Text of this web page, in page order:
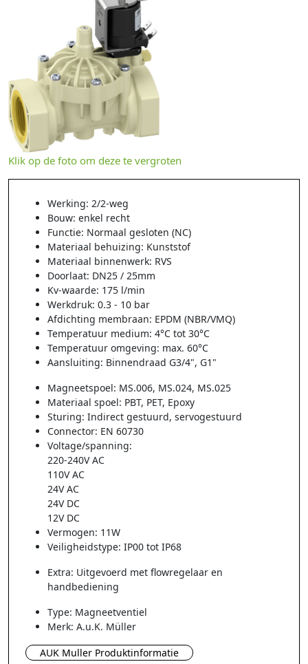
Klik op de foto om deze te vergroten
Werking: 2/2-weg
Bouw: enkel recht
Functie: Normaal gesloten (NC)
Materiaal behuizing: Kunststof
Materiaal binnenwerk: RVS
Doorlaat: DN25 / 25mm
Kv-waarde: 175 l/min
Werkdruk: 0.3 - 10 bar
Afdichting membraan: EPDM (NBR/VMQ)
Temperatuur medium: 4°C tot 30°C
Temperatuur omgeving: max. 60°C
Aansluiting: Binnendraad G3/4", G1"
Magneetspoel: MS.006, MS.024, MS.025
Materiaal spoel: PBT, PET, Epoxy
Sturing: Indirect gestuurd, servogestuurd
Connector: EN 60730
Voltage/spanning:
220-240V AC
110V AC
24V AC
24V DC
12V DC
Vermogen: 11W
Veiligheidstype: IP00 tot IP68
Extra: Uitgevoerd met flowregelaar en
handbediening
Type: Magneetventiel
Merk: A.u.K. Müller
AUK Muller Produktinformatie